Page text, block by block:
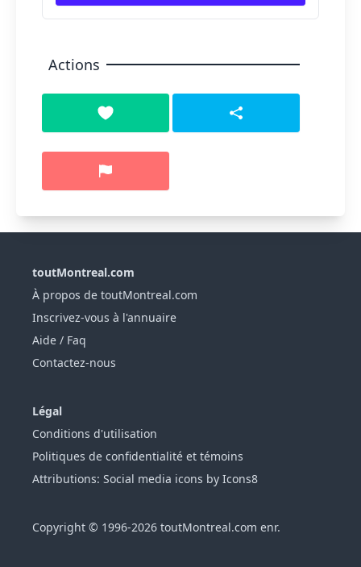
Actions
toutMontreal.com
À propos de toutMontreal.com
Inscrivez-vous à l'annuaire
Aide / Faq
Contactez-nous
Légal
Conditions d'utilisation
Politiques de confidentialité et témoins
Attributions: Social media icons by Icons8
Copyright © 1996-2026 toutMontreal.com enr.